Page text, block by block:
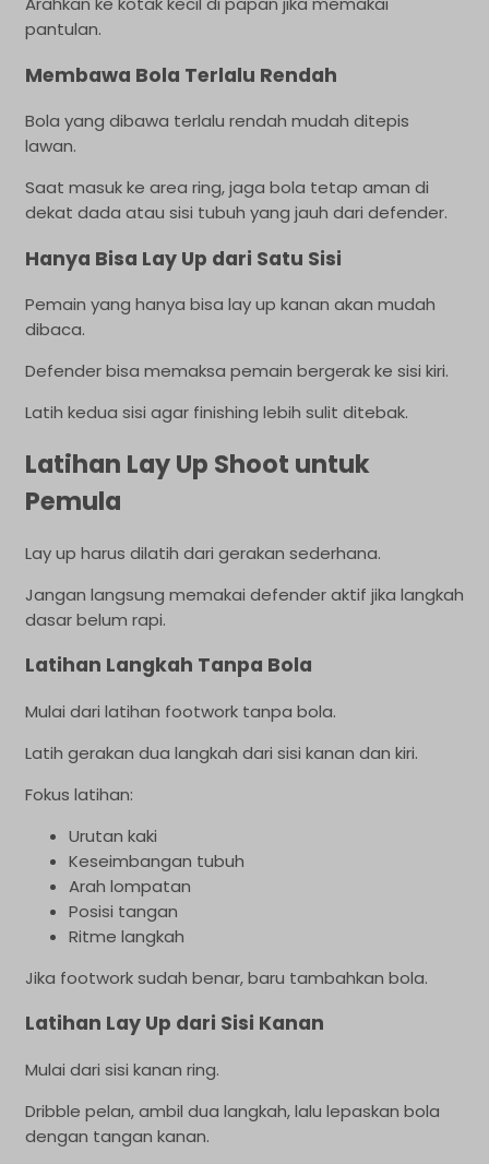
pantulan.
Membawa Bola Terlalu Rendah
Bola yang dibawa terlalu rendah mudah ditepis
lawan.
Saat masuk ke area ring, jaga bola tetap aman di
dekat dada atau sisi tubuh yang jauh dari defender.
Hanya Bisa Lay Up dari Satu Sisi
Pemain yang hanya bisa lay up kanan akan mudah
dibaca.
Defender bisa memaksa pemain bergerak ke sisi kiri.
Latih kedua sisi agar finishing lebih sulit ditebak.
Latihan Lay Up Shoot untuk
Pemula
Lay up harus dilatih dari gerakan sederhana.
Jangan langsung memakai defender aktif jika langkah
dasar belum rapi.
Latihan Langkah Tanpa Bola
Mulai dari latihan footwork tanpa bola.
Latih gerakan dua langkah dari sisi kanan dan kiri.
Fokus latihan:
Urutan kaki
Keseimbangan tubuh
Arah lompatan
Posisi tangan
Ritme langkah
Jika footwork sudah benar, baru tambahkan bola.
Latihan Lay Up dari Sisi Kanan
Mulai dari sisi kanan ring.
Dribble pelan, ambil dua langkah, lalu lepaskan bola
dengan tangan kanan.